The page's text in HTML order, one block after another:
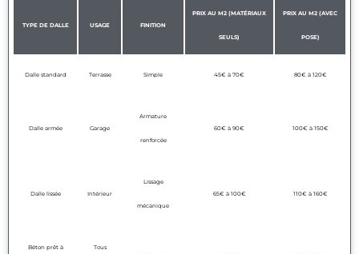
TYPE DE DALLE USAGE FINITION
PRIX AU M2 (MATÉRIAUX
SEULS)
PRIX AU M2 (AVEC
POSE)
Dalle standard Terrasse Simple 45€ à 70€ 80€ à 120€
Dalle armée Garage
Armature
renforcée
60€ à 90€ 100€ à 150€
Dalle lissée Intérieur
Lissage
mécanique
65€ à 100€ 110€ à 160€
Béton prêt à Tous